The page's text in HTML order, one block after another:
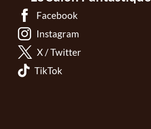
Facebook
Instagram
X / Twitter
TikTok